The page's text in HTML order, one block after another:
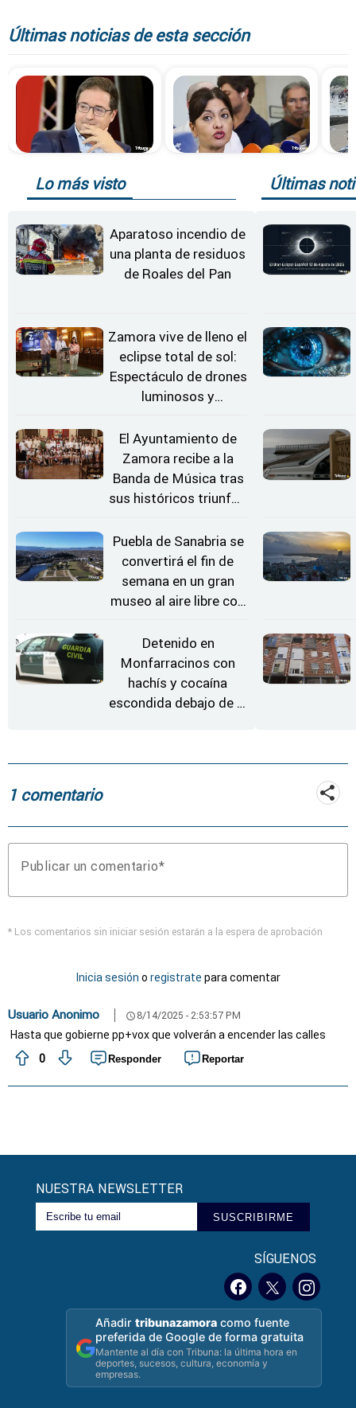
Últimas noticias de esta sección
Lo más visto
Aparatoso incendio de
una planta de residuos
de Roales del Pan
Zamora vive de lleno el
eclipse total de sol:
Espectáculo de drones
luminosos y
Estrellas
El Ayuntamiento de
Zamora recibe a la
Banda de Música tras
sus históricos triunfos
Puebla de Sanabria se
convertirá el fin de
semana en un gran
museo al aire libre con
Detenido en
Monfarracinos con
hachís y cocaína
escondida debajo de la
Últimas
1 comentario
Publicar un comentario
* Los comentarios sin iniciar sesión estarán a la espera de aprobación
Inicia sesión o registrate para comentar
Usuario Anonimo schedule 8/14/2025 - 2:53:57 PM
Hasta que gobierne pp+vox que volverán a encender las calles
0
Responder Reportar
NUESTRA NEWSLETTER
SUSCRIBIRME
SÍGUENOS
Añadirtribunazamora como fuente
preferida de Google de forma gratuita
Mantente al día con Tribuna: la última hora en
deportes, sucesos, cultura, economía y
empresas.